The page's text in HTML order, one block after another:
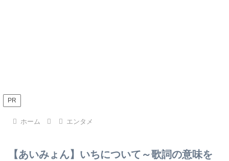
PR
ホーム エンタメ
【あいみょん】いちについて～歌詞の意味を